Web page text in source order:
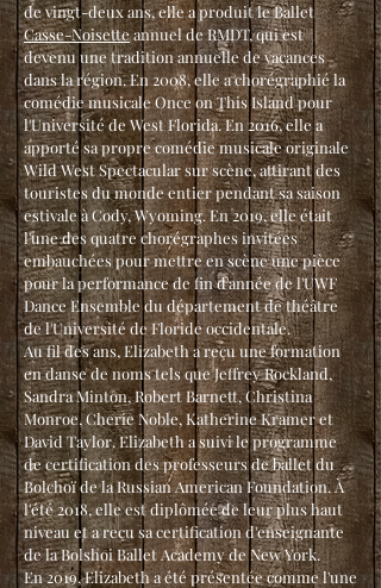
de vingt-deux ans, elle a produit le Ballet
Casse-Noisetteannuel de RMDT, qui est
devenu une tradition annuelle de vacances
dans la région. En 2008, elle a chorégraphié la
comédie musicale Once on This Island pour
l'Université de West Florida. En 2016, elle a
apporté sa propre comédie musicale originale
Wild West Spectacular sur scène, attirant des
touristes du monde entier pendant sa saison
estivale à Cody, Wyoming. En 2019, elle était
l'une des quatrechorégraphes invitées
embauchéespour mettre en scène une pièce
pour la performance de fin d'année de l'UWF
Dance Ensemble du département de théâtre
de l'Université de Floride occidentale.
Au fil des ans, Elizabeth a reçu une formation
en danse de noms tels que Jeffrey Rockland,
Sandra Minton, Robert Barnett, Christina
Monroe, Cherie Noble, Katherine Kramer et
David Taylor. Elizabeth a suivi le programme
de certification des professeurs de ballet du
Bolchoï de la Russian American Foundation. À
l'été 2018, elle est diplômée de leur plus haut
niveau et a reçu sa certification d'enseignante
de la Bolshoi Ballet Academy de New York.
En 2019, Elizabeth a été présentée comme l'une